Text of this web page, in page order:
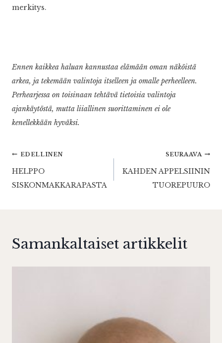
merkitys.
Ennen kaikkea haluan kannustaa elämään oman näköistä
arkea, ja tekemään valintoja itselleen ja omalle perheelleen.
Perhearjessa on toisinaan tehtävä tietoisia valintoja
ajankäytöstä, mutta liiallinen suorittaminen ei ole
kenellekkään hyväksi.
Artikkelien
selaus
EDELLINEN
HELPPO
SISKONMAKKARAPASTA
SEURAAVA
KAHDEN APPELSIININ
TUOREPUURO
Samankaltaiset artikkelit